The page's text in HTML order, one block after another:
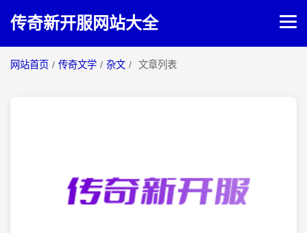
传奇新开服网站大全
网站首页 / 传奇文学 / 杂文 / 文章列表